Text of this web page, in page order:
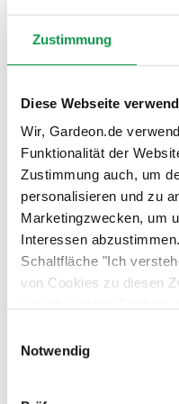
Zustimmung
Diese Webseite
Wir, Gardeon.de
Funktionalität der
Zustimmung auch, um
personalisieren und zu
Marketingzwecken, um
Interessen
Schaltfläche "Ich
von Cookies zu diesen
Werbung in sozialen
auf anderen Websites
Notwendig
Weil uns die Zukunft
das mit unserem
Veröffentlicht am 23.04.2025
Bei GARDEON legen wir
unserer Produkte und
ein respektvoller und